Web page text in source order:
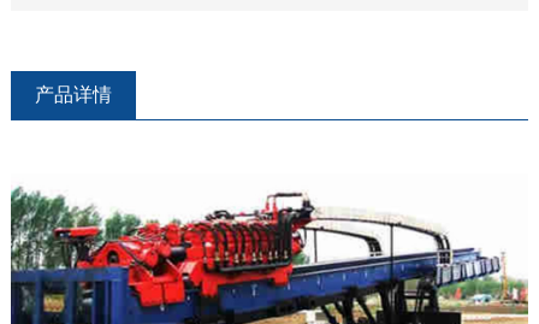
产品详情